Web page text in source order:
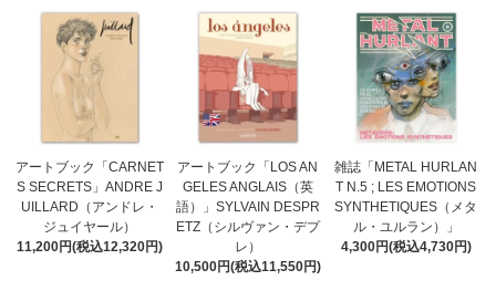
アートブック「CARNET
S SECRETS」ANDRE J
UILLARD（アンドレ・
ジュイヤール）
11,200円(税込12,320円)
アートブック「LOS AN
GELES ANGLAIS（英
語）」SYLVAIN DESPR
ETZ（シルヴァン・デプ
レ）
10,500円(税込11,550円)
雑誌「METAL HURLAN
T N.5 ; LES EMOTIONS
SYNTHETIQUES（メタ
ル・ユルラン）」
4,300円(税込4,730円)